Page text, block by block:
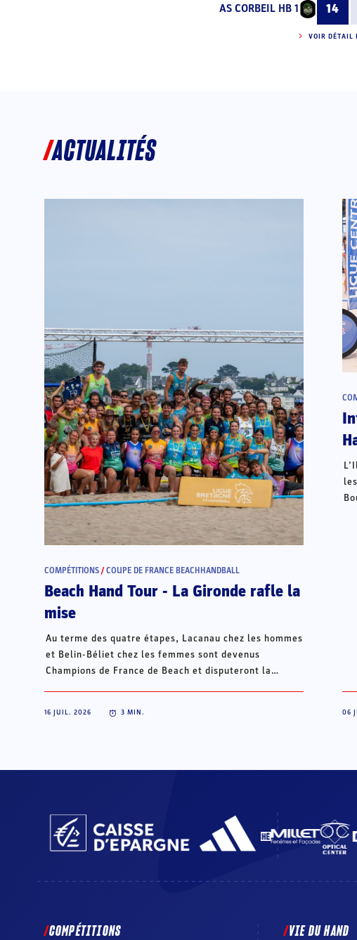
AS CORBEIL HB 1 14
VOIR DÉTAIL
ACTUALITÉS
COMPÉTITIONS /COUPE DE FRANCE BEACHHANDBALL
Beach Hand Tour - La Gironde rafle la
mise
Au terme des quatre étapes, Lacanau chez les hommes
et Belin-Béliet chez les femmes sont devenus
Champions de France de Beach et disputeront la
16 JUIL. 2026 3 MIN. 06
COMPÉTITIONS VIE DU HAND